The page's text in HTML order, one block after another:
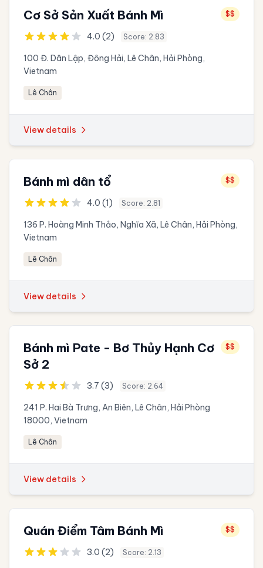
Cơ Sở Sản Xuất Bánh Mì $$
4.0 (2) Score: 2.83
100 Đ. Dân Lập, Đông Hải, Lê Chân, Hải Phòng,
Vietnam
Lê Chân
View details
Bánh mì dân tổ $$
4.0 (1) Score: 2.81
136 P. Hoàng Minh Thảo, Nghĩa Xã, Lê Chân, Hải Phòng,
Vietnam
Lê Chân
View details
Bánh mì Pate - Bơ Thủy Hạnh Cơ
Sở 2
$$
3.7 (3) Score: 2.64
241 P. Hai Bà Trưng, An Biên, Lê Chân, Hải Phòng
18000, Vietnam
Lê Chân
View details
Quán Điểm Tâm Bánh Mì $$
3.0 (2) Score: 2.13